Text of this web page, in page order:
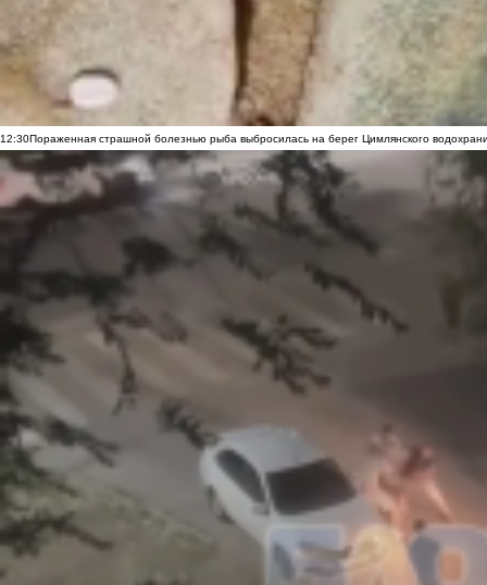
12:30Пораженная страшной болезнью рыба выбросилась на берег Цимлянского